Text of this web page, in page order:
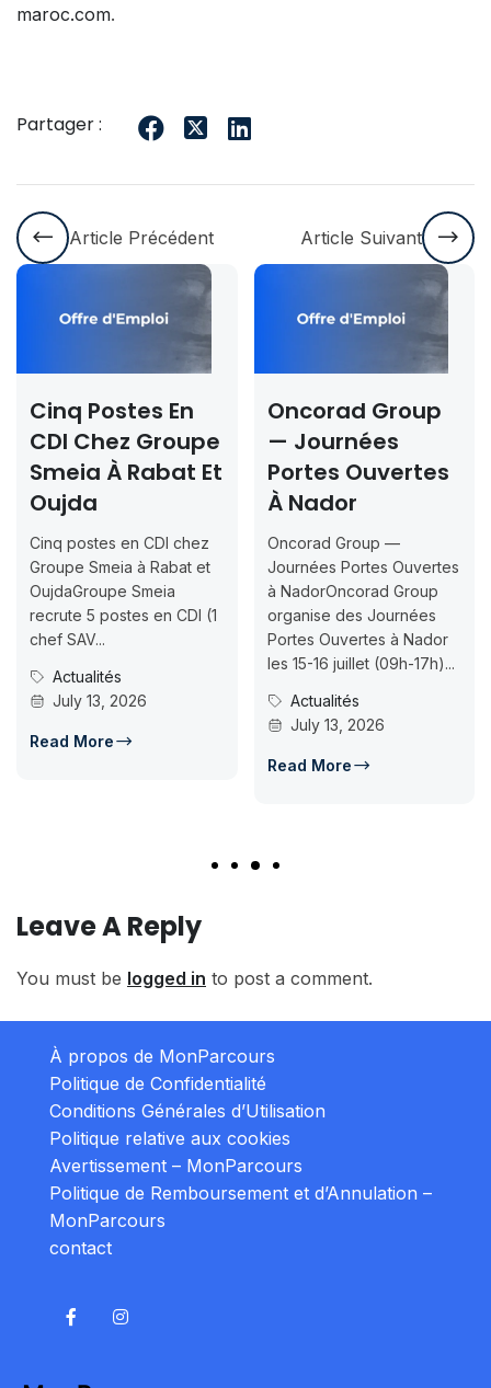
maroc.com.
Partager :
Article Précédent Article Suivant
Cinq Postes En
CDI Chez Groupe
Smeia À Rabat Et
Oujda
Cinq postes en CDI chez
Groupe Smeia à Rabat et
OujdaGroupe Smeia
recrute 5 postes en CDI (1
chef SAV...
Actualités
July 13, 2026
Read More
Oncorad Group
— Journées
Portes Ouvertes
À Nador
Oncorad Group —
Journées Portes Ouvertes
à NadorOncorad Group
organise des Journées
Portes Ouvertes à Nador
les 15-16 juillet (09h-17h)...
Actualités
July 13, 2026
Read More
Leave A Reply
You must be logged in to post a comment.
À propos de MonParcours
Politique de Confidentialité
Conditions Générales d’Utilisation
Politique relative aux cookies
Avertissement – MonParcours
Politique de Remboursement et d’Annulation –
MonParcours
contact